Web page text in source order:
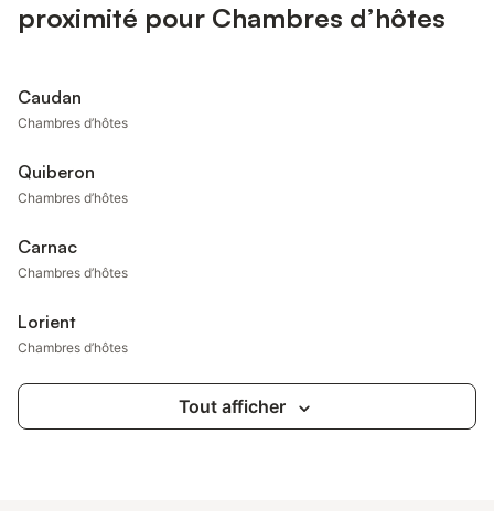
proximité pour Chambres d’hôtes
Caudan
Chambres d’hôtes
Quiberon
Chambres d’hôtes
Carnac
Chambres d’hôtes
Lorient
Chambres d’hôtes
Tout afficher